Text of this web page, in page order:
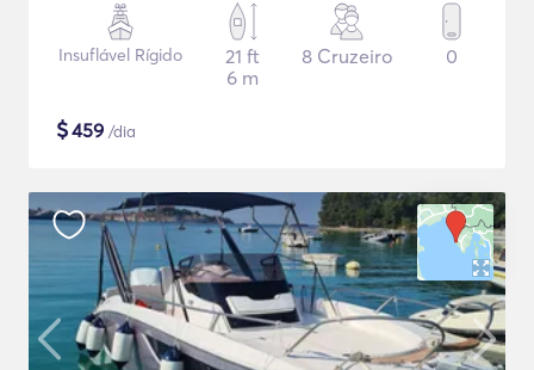
Insuflável Rígido
21 ft
6 m
8 Cruzeiro 0
$459 /dia